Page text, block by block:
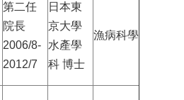
第二任
院長
2006/8-
2012/7
日本東
京大學
水產學
科 博士
漁病科學